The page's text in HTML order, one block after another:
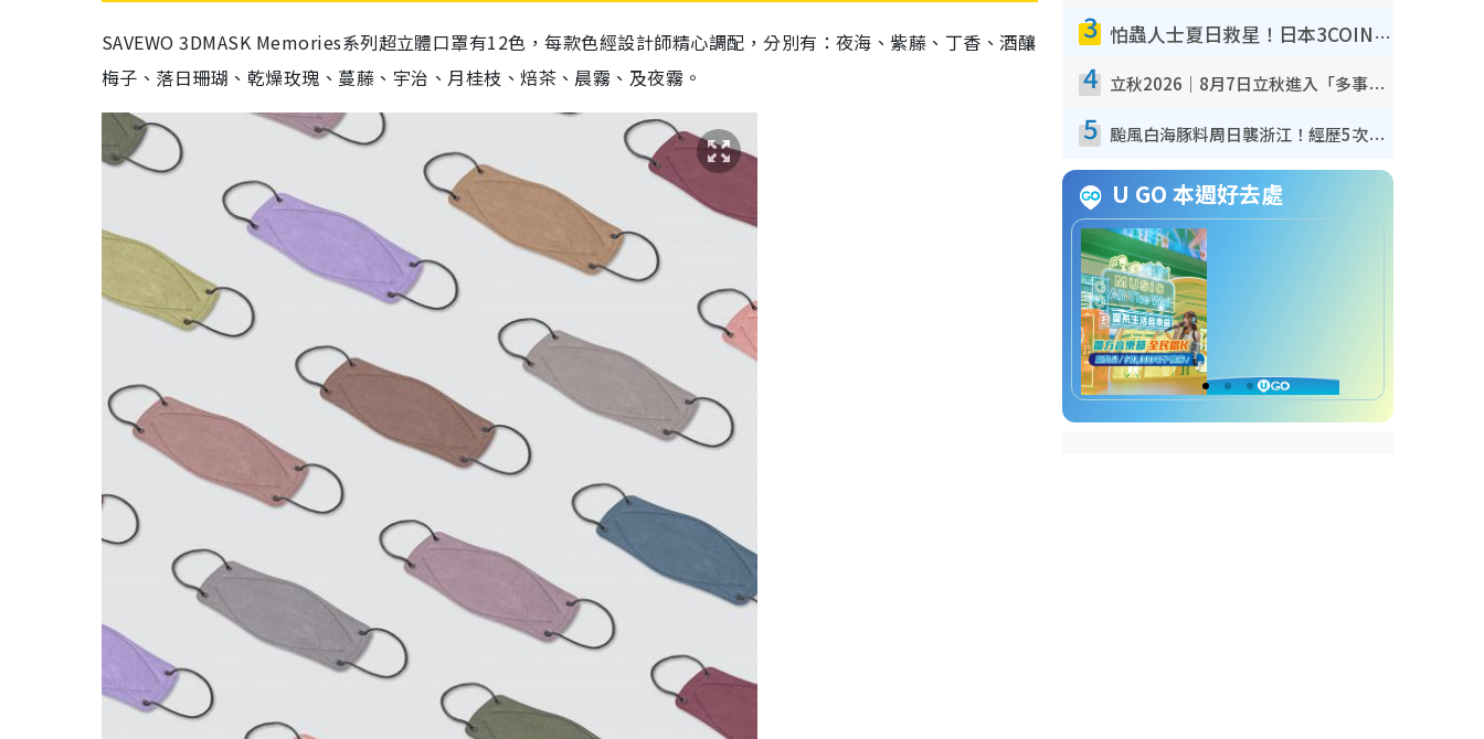
SAVEWO 3DMASK Memories系列超立體口罩有12色，每款色經設計師精心調配，分別有：夜海、紫藤、丁香、酒釀
梅子、落日珊瑚、乾燥玫瑰、蔓藤、宇治、月桂枝、焙茶、晨霧、及夜霧。
3 怕蟲人士夏日救星！日本3COINS爆紅驅蟲神器$45起 1招「全程免觸碰」輕鬆搞定小強
4 立秋2026｜8月7日立秋進入「多事之秋」 3件事唔做得！專家教6招開運 清枱頭／銀包納氣接好運
5 颱風白海豚料周日襲浙江！經歷5次「眼牆置換」極罕見 成登陸內地最長途颱風
U GO 本週好去處